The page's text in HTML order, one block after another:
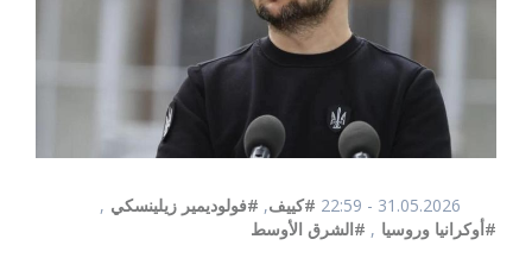
31.05.2026 - 22:59 #كييف, #فولوديمير زيلينسكي ,
#أوكرانيا وروسيا , #الشرق الأوسط